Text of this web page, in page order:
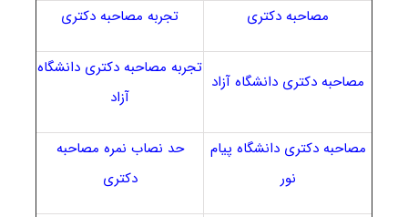
مصاحبه دکتری تجربه مصاحبه دکتری
مصاحبه دکتری دانشگاه آزاد
تجربه مصاحبه دکتری دانشگاه
آزاد
مصاحبه دکتری دانشگاه پیام
نور
حد نصاب نمره مصاحبه
دکتری